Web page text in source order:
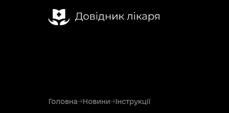
Головна→Новини→Інструкції